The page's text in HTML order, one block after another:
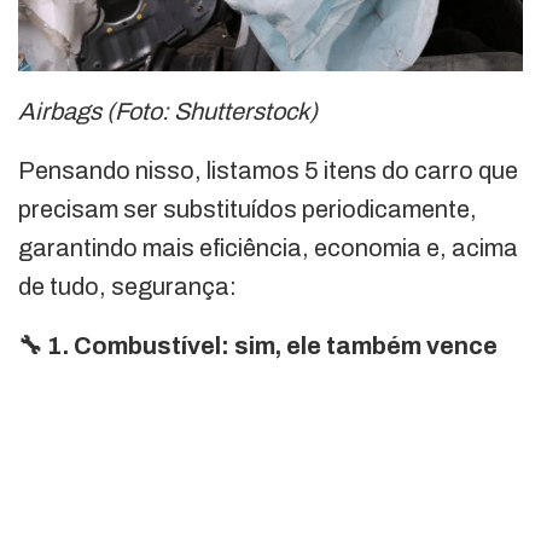
Airbags (Foto: Shutterstock)
Pensando nisso, listamos 5 itens do carro que
precisam ser substituídos periodicamente,
garantindo mais eficiência, economia e, acima
de tudo, segurança:
🔧 1. Combustível: sim, ele também vence